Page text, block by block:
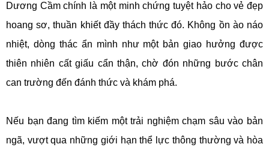
Dương Cầm chính là một minh chứng tuyệt hảo cho vẻ đẹp
hoang sơ, thuần khiết đầy thách thức đó. Không ồn ào náo
nhiệt, dòng thác ẩn mình như một bản giao hưởng được
thiên nhiên cất giấu cẩn thận, chờ đón những bước chân
can trường đến đánh thức và khám phá.
Nếu bạn đang tìm kiếm một trải nghiệm chạm sâu vào bản
ngã, vượt qua những giới hạn thể lực thông thường và hòa